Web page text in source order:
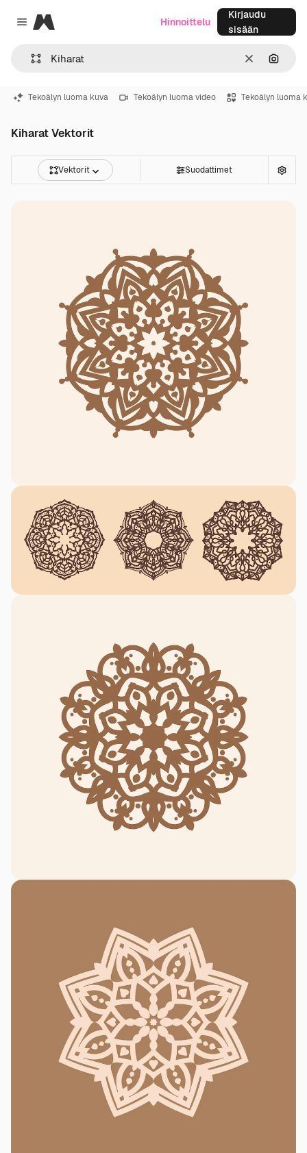
Close menu
Magnific
SelkeäHae
Hinnoittelu
Kirjaudu
sisään
Tekoälyn luoma kuva Tekoälyn luoma video Tekoälyn luoma
Kiharat Vektorit
Vektorit Suodattimet